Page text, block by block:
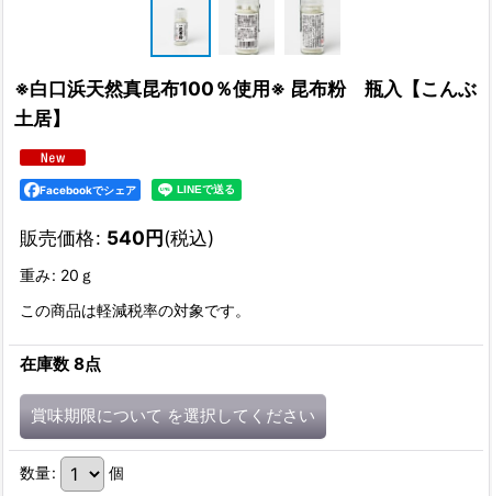
※白口浜天然真昆布100％使用※ 昆布粉 瓶入【こんぶ
土居】
Facebookでシェア
販売価格: 540円(税込)
重み: 20ｇ
この商品は軽減税率の対象です。
在庫数 8点
賞味期限について を選択してください
数量: 個